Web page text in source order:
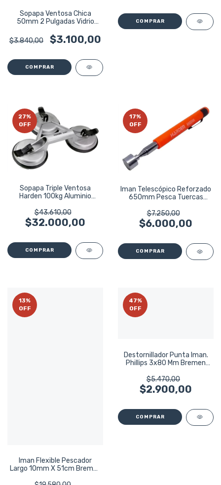
Sopapa Ventosa Chica
50mm 2 Pulgadas Vidrio
$3.840,00
$3.100,00
27%
OFF
Sopapa Triple Ventosa
Harden 100kg Aluminio
$43.610,00
$32.000,00
17%
OFF
Iman Telescópico Reforzado
650mm Pesca Tuercas
$7.250,00
$6.000,00
13%
OFF
Iman Flexible Pescador
Largo 10mm X 51cm Bremen
47%
OFF
Destornillador Punta Iman.
Phillips 3x80 Mm Bremen
$5.470,00
$2.900,00